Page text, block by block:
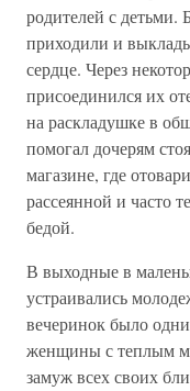
родителей с детьми.
приходили и
сердце. Через
присоединился их
на раскладушке в
помогал дочерям
магазине, где
рассеянной и часто
бедой.
В выходные в
устраивались
вечеринок было
женщины с теплым
замуж всех своих